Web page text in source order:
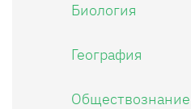
Биология
География
Обществознание